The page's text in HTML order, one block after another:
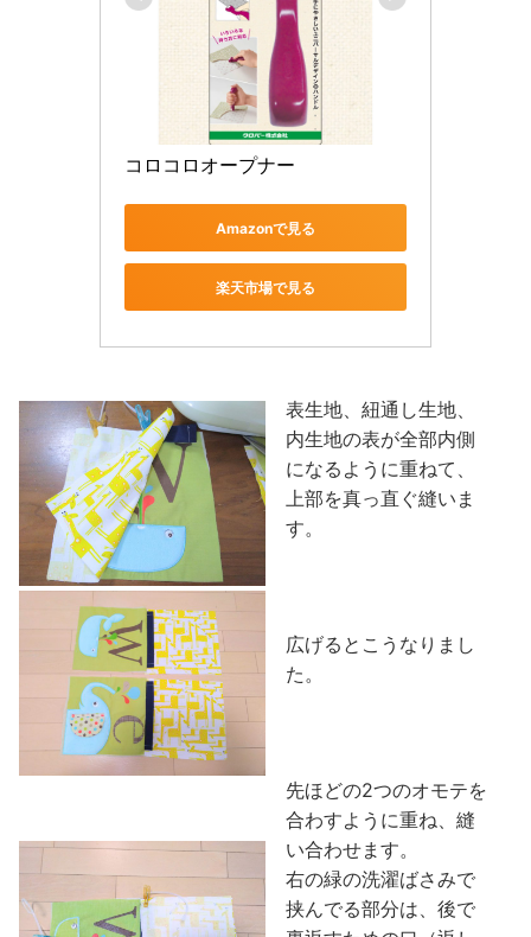
コロコロオープナー
Amazonで見る
楽天市場で見る
表生地、紐通し生地、
内生地の表が全部内側
になるように重ねて、
上部を真っ直ぐ縫いま
す。
広げるとこうなりまし
た。
先ほどの2つのオモテを
合わすように重ね、縫
い合わせます。
右の緑の洗濯ばさみで
挟んでる部分は、後で